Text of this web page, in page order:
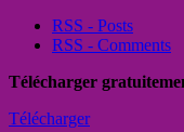
RSS - Posts
RSS - Comments
Télécharger
Télécharger